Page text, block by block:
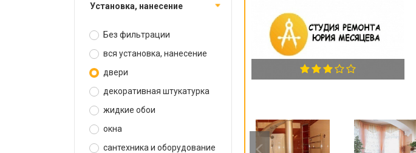
установка, нанесение
Без фильтрации
вся установка, нанесение
двери
декоративная штукатурка
жидкие обои
окна
сантехника и оборудование